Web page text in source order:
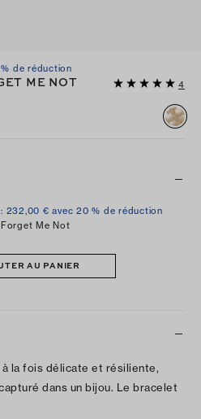
de réduction
ME NOT
4
232,00 € avec 20 % de réduction
Me Not
AU PANIER
à la fois délicate et résiliente,
dans un bijou. Le bracelet